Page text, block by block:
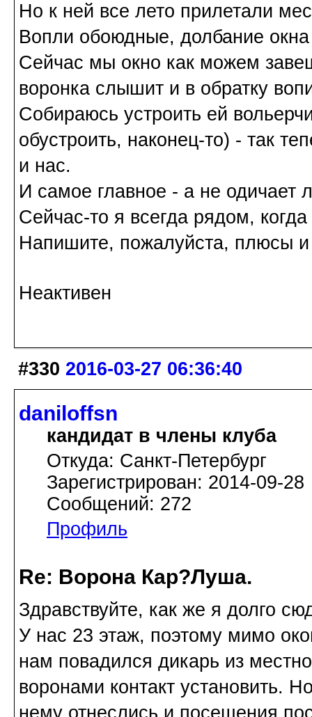
Но к ней все лето прилетали
Вопли обоюдные, долбание
Сейчас мы окно как можем
воронка слышит и в обратку
Собираюсь устроить ей
обустроить, наконец-то) - так
и нас.
И самое главное - а не одичает
Сейчас-то я всегда рядом,
Напишите, пожалуйста, плюсы и
Неактивен
#330 2016-03-27 06:36:40
daniloffsn
кандидат в члены клуба
Откуда: Санкт-Петербург
Зарегистрирован: 2014-09-28
Сообщений: 272
Профиль
Re: Ворона Кар?Луша.
Здравствуйте, как же я долго
У нас 23 этаж, поэтому мимо
нам повадился дикарь из
воронами контакт установить.
нему отнеслись и посещения